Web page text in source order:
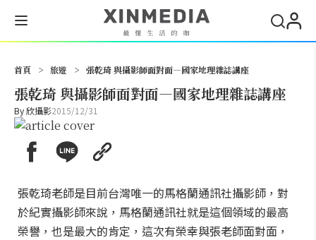
首頁 > 旅遊 > 張乾琦 與攝影師面對面—國家地理雜誌講座
張乾琦 與攝影師面對面—國家地理雜誌講座
By欣攝影2015/12/31
張乾琦老師是目前台灣唯一的馬格蘭通訊社攝影師，對
於紀實攝影師來說，馬格蘭通訊社就是這個領域的最高
榮譽，也是最大的肯定，這次有榮幸與張老師面對面，